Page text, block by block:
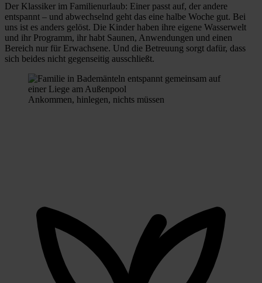
Der Klassiker im Familienurlaub: Einer passt auf, der andere
entspannt – und abwechselnd geht das eine halbe Woche gut. Bei
uns ist es anders gelöst. Die Kinder haben ihre eigene Wasserwelt
und ihr Programm, ihr habt Saunen, Anwendungen und einen
Bereich nur für Erwachsene. Und die Betreuung sorgt dafür, dass
sich beides nicht gegenseitig ausschließt.
Ankommen, hinlegen, nichts müssen